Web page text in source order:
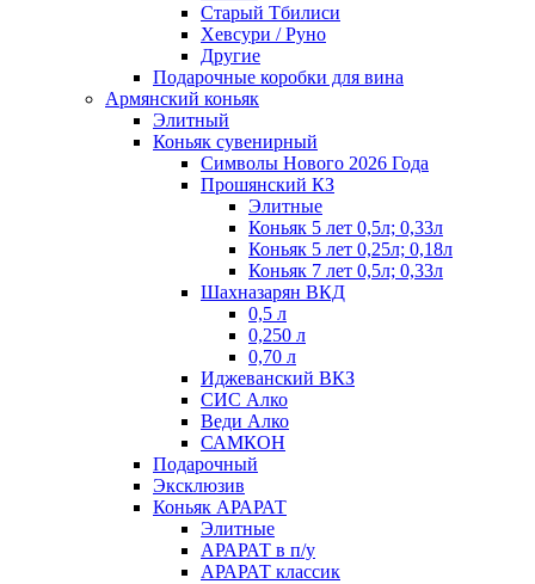
Старый Тбилиси
Хевсури / Руно
Другие
Подарочные коробки для вина
Армянский коньяк
Элитный
Коньяк сувенирный
Символы Нового 2026 Года
Прошянский КЗ
Элитные
Коньяк 5 лет 0,5л; 0,33л
Коньяк 5 лет 0,25л; 0,18л
Коньяк 7 лет 0,5л; 0,33л
Шахназарян ВКД
0,5 л
0,250 л
0,70 л
Иджеванский ВКЗ
СИС Алко
Веди Алко
САМКОН
Подарочный
Эксклюзив
Коньяк АРАРАТ
Элитные
АРАРАТ в п/у
АРАРАТ классик